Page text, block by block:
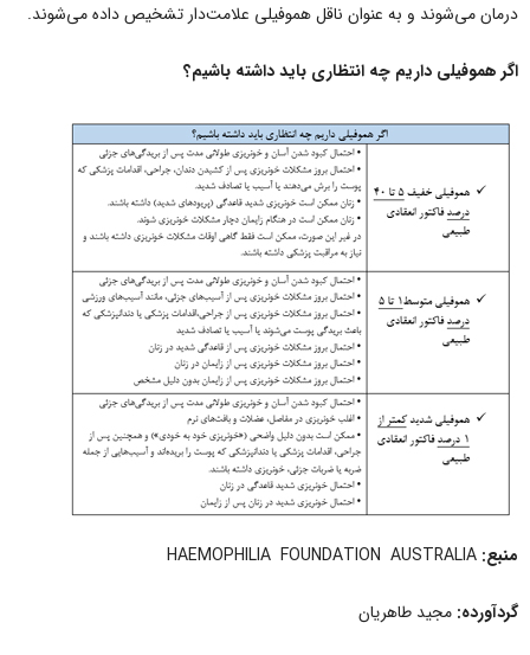
درمان می‌شوند و به عنوان ناقل هموفیلی علامت‌دار تشخیص داده می‌شوند.
اگر هموفیلی داریم چه انتظاری باید داشته باشیم؟
منبع: HAEMOPHILIA FOUNDATION AUSTRALIA
گردآورده: مجید طاهریان